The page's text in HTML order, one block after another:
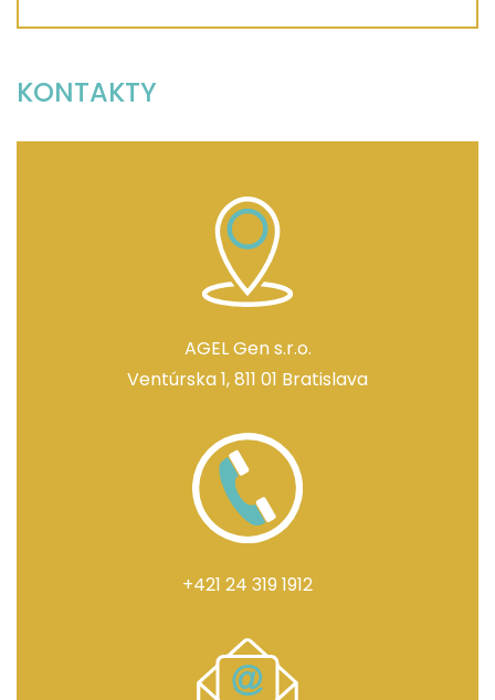
KONTAKTY
AGEL Gen s.r.o.
Ventúrska 1, 811 01 Bratislava
+421 24 319 1912